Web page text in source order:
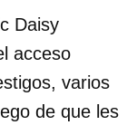
Daisy
acceso
varios
de que les